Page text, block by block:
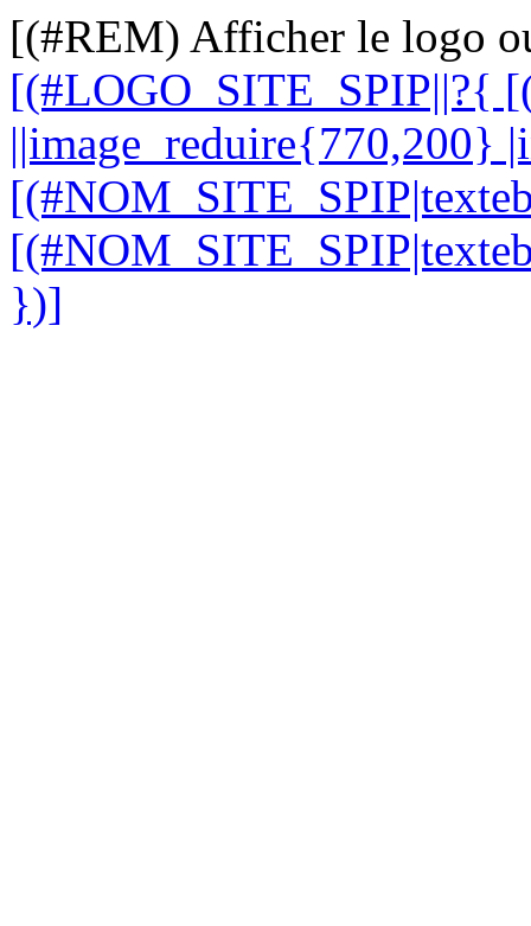
[(#REM) Afficher le logo
[(#LOGO_SITE_SPIP||?{
||image_reduire{770,200}
})]